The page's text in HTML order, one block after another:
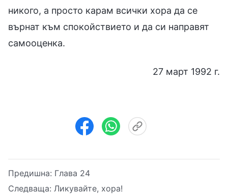
никого, а просто карам всички хора да се
върнат към спокойствието и да си направят
самооценка.
27 март 1992 г.
Предишна: Глава 24
Следваща: Ликувайте, хора!